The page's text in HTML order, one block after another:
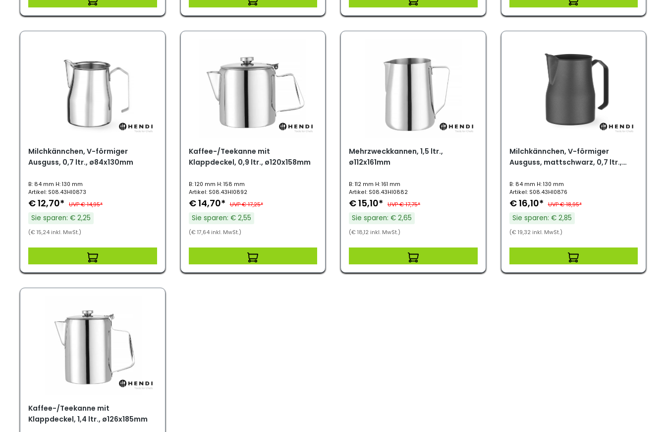
Milchkännchen, V-förmiger
Ausguss, 0,7 ltr., ø84x130mm
B: 84 mm H: 130 mm
Artikel: S08.43HI0873
€ 12,70* UVP € 14,95*
Sie sparen: € 2,25
(€ 15,24 inkl. MwSt.)
Kaffee-/Teekanne mit
Klappdeckel, 0,9 ltr., ø120x158mm
B: 120 mm H: 158 mm
Artikel: S08.43HI0892
€ 14,70* UVP € 17,25*
Sie sparen: € 2,55
(€ 17,64 inkl. MwSt.)
Mehrzweckkannen, 1,5 ltr.,
ø112x161mm
B: 112 mm H: 161 mm
Artikel: S08.43HI0882
€ 15,10* UVP € 17,75*
Sie sparen: € 2,65
(€ 18,12 inkl. MwSt.)
Milchkännchen, V-förmiger
Ausguss, mattschwarz, 0,7 ltr.,
B: 84 mm H: 130 mm
Artikel: S08.43HI0876
€ 16,10* UVP € 18,95*
Sie sparen: € 2,85
(€ 19,32 inkl. MwSt.)
Kaffee-/Teekanne mit
Klappdeckel, 1,4 ltr., ø126x185mm